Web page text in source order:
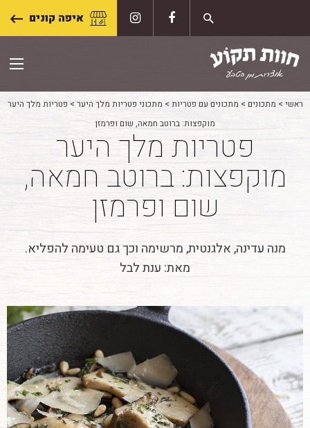
content
איפה קונים
ראשי > מתכונים > מתכונים עם פטריות > מתכוני פטריות מלך היער > פטריות מלך היער
מוקפצות: ברוטב חמאה, שום ופרמזן
פטריות מלך היער
מוקפצות: ברוטב חמאה,
שום ופרמזן
מנה עדינה, אלגנטית, מרשימה וכך גם טעימה להפליא.
מאת: ענת לבל